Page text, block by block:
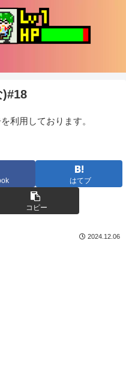
)#18
利用しております。
はてブ
コピー
2024.12.06